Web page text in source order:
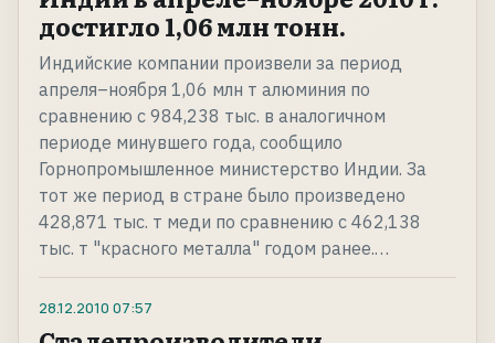
достигло 1,06 млн тонн.
Индийские компании произвели за период
апреля–ноября 1,06 млн т алюминия по
сравнению с 984,238 тыс. в аналогичном
периоде минувшего года, сообщило
Горнопромышленное министерство Индии. За
тот же период в стране было произведено
428,871 тыс. т меди по сравнению с 462,138
тыс. т "красного металла" годом ранее.…
28.12.2010 07:57